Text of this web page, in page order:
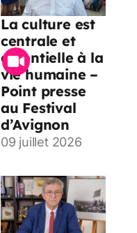
La culture est
centrale et
essentielle à la
vie humaine –
Point presse
au Festival
d’Avignon
09 juillet 2026